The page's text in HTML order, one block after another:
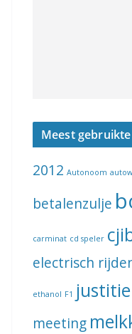
Meest
2012 Autonoom
betalenzulje
carminat cd speler
electrisch
ethanol F1 justitie
meeting